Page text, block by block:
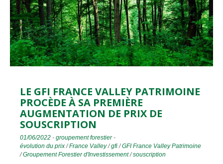
LE GFI FRANCE VALLEY PATRIMOINE
PROCÈDE À SA PREMIÈRE
AUGMENTATION DE PRIX DE
SOUSCRIPTION
01/06/2022 - groupement forestier-
évolution du prix/France Valley/gfi/GFI France Valley Patrimoine
/Groupement Forestier d'Investissement/souscription